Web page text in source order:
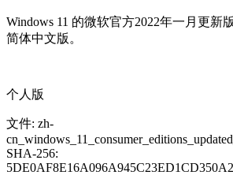
Windows 11 的微软官方2022年一月更新
简体中文版。
个人版
文件: zh-
SHA-256: